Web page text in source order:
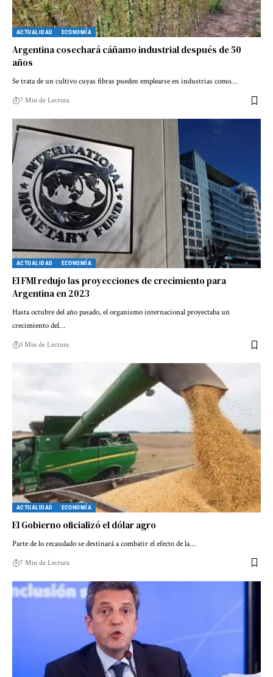
ACTUALIDAD ECONOMÍA
Argentina cosechará cáñamo industrial después de 50
años
Se trata de un cultivo cuyas fibras pueden emplearse en industrias como…
7 Min de Lectura
ACTUALIDAD ECONOMÍA
El FMI redujo las proyecciones de crecimiento para
Argentina en 2023
Hasta octubre del año pasado, el organismo internacional proyectaba un
crecimiento del…
3 Min de Lectura
ACTUALIDAD ECONOMÍA
El Gobierno oficializó el dólar agro
Parte de lo recaudado se destinará a combatir el efecto de la…
7 Min de Lectura